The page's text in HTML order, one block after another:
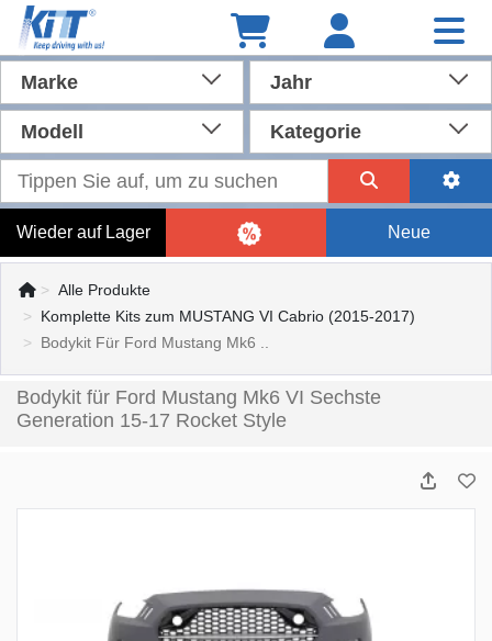
Marke Jahr
Modell Kategorie
Wieder auf Lager Neue
Alle Produkte
Komplette Kits zum MUSTANG VI Cabrio (2015-2017)
Bodykit Für Ford Mustang Mk6 ..
Bodykit für Ford Mustang Mk6 VI Sechste
Generation 15-17 Rocket Style